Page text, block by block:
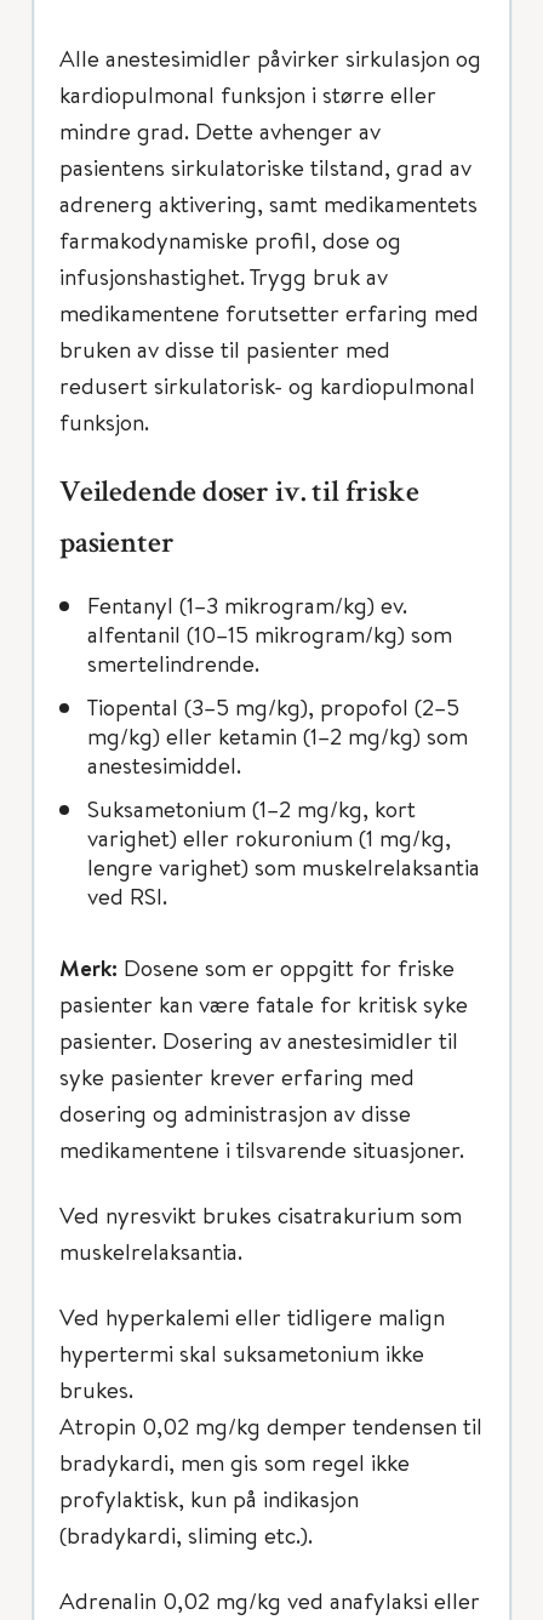
Alle anestesimidler påvirker sirkulasjon og
kardiopulmonal funksjon i større eller
mindre grad. Dette avhenger av
pasientens sirkulatoriske tilstand, grad av
adrenerg aktivering, samt medikamentets
farmakodynamiske profil, dose og
infusjonshastighet. Trygg bruk av
medikamentene forutsetter erfaring med
bruken av disse til pasienter med
redusert sirkulatorisk- og kardiopulmonal
funksjon.
Veiledende doser iv. til friske
pasienter
Fentanyl (1–3 mikrogram/kg) ev.
alfentanil (10–15 mikrogram/kg) som
smertelindrende.
Tiopental (3–5 mg/kg), propofol (2–5
mg/kg) eller ketamin (1–2 mg/kg) som
anestesimiddel.
Suksametonium (1–2 mg/kg, kort
varighet) eller rokuronium (1 mg/kg,
lengre varighet) som muskelrelaksantia
ved RSI.
Merk: Dosene som er oppgitt for friske
pasienter kan være fatale for kritisk syke
pasienter. Dosering av anestesimidler til
syke pasienter krever erfaring med
dosering og administrasjon av disse
medikamentene i tilsvarende situasjoner.
Ved nyresvikt brukes cisatrakurium som
muskelrelaksantia.
Ved hyperkalemi eller tidligere malign
hypertermi skal suksametonium ikke
brukes.
Atropin 0,02 mg/kg demper tendensen til
bradykardi, men gis som regel ikke
profylaktisk, kun på indikasjon
(bradykardi, sliming etc.).
Adrenalin 0,02 mg/kg ved anafylaksi eller